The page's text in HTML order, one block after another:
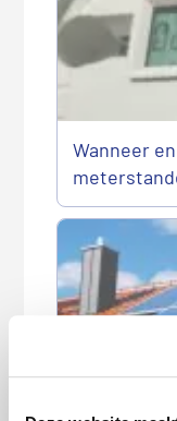
Wanneer